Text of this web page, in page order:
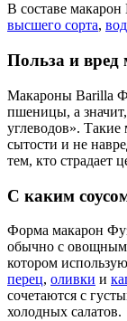
В составе
высшего сорта,
Польза и
Макароны Barilla
пшеницы, а
углеводов». Такие
сытости и не
тем, кто страдает
С каким
Форма макарон
обычно с
котором
перец, оливки и
сочетаются с
холодных салатов.